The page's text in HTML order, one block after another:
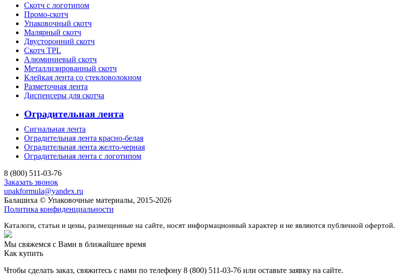
Скотч с логотипом
Промо-скотч
Упаковочный скотч
Малярный скотч
Двусторонний скотч
Скотч TPL
Алюминиевый скотч
Металлизированный скотч
Клейкая лента со стекловолокном
Разметочная лента
Диспенсеры для скотча
Оградительная лента
Сигнальная лента
Оградительная лента красно-белая
Оградительная лента желто-черная
Оградительная лента с логотипом
8 (800) 511-03-76
Заказать звонок
upakformula@yandex.ru
Балашиха © Упаковочные материалы, 2015-2026
Политика конфиденциальности
Каталоги, статьи и цены, размещенные на сайте, носят информационный характер и не являются публичной офертой.
Мы свяжемся с Вами в ближайшее время
Как купить
Чтобы сделать заказ, свяжитесь с нами по телефону 8 (800) 511-03-76 или оставьте заявку на сайте.